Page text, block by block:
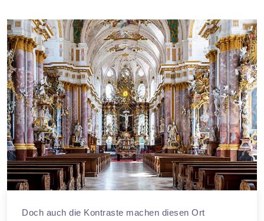
Doch auch die Kontraste machen diesen Ort